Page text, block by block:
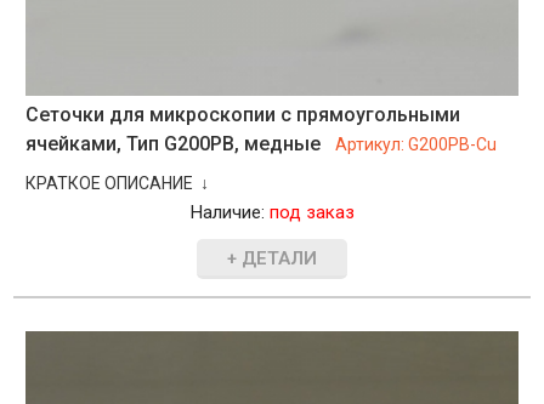
Сеточки для микроскопии с прямоугольными
ячейками, Тип G200PB, медные
Артикул:G200PB-Cu
КРАТКОЕ ОПИСАНИЕ ↓
Наличие: под заказ
+ ДЕТАЛИ